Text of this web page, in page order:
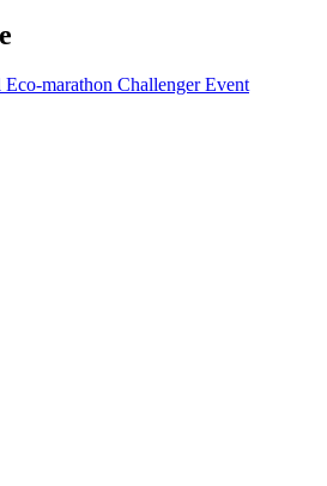
Eco-marathon Challenger Event